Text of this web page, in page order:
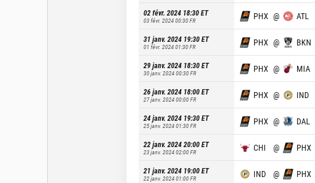
02 févr. 2024 18:30ET
03 févr. 2024 00:30FR PHX @ ATL
31 janv. 2024 19:30ET
01 févr. 2024 01:30FR PHX @ BKN
29 janv. 2024 18:30ET
30 janv. 2024 00:30FR PHX @ MIA
26 janv. 2024 18:00ET
27 janv. 2024 00:00FR PHX @ IND
24 janv. 2024 19:30ET
25 janv. 2024 01:30FR PHX @ DAL
22 janv. 2024 20:00ET
23 janv. 2024 02:00FR CHI @ PHX
21 janv. 2024 19:00ET
22 janv. 2024 01:00FR IND @ PHX